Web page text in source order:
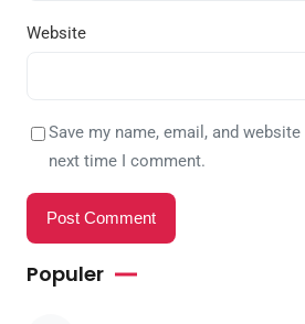
Website
Save my name, email, and
next time I comment.
Populer